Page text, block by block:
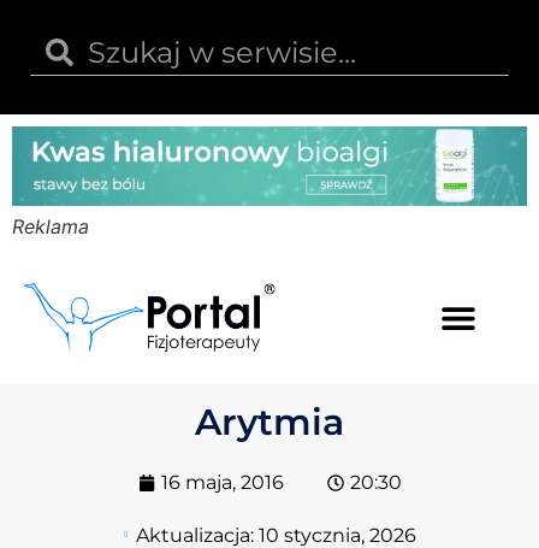
Reklama
Arytmia
16 maja, 2016 20:30
Aktualizacja: 10 stycznia, 2026